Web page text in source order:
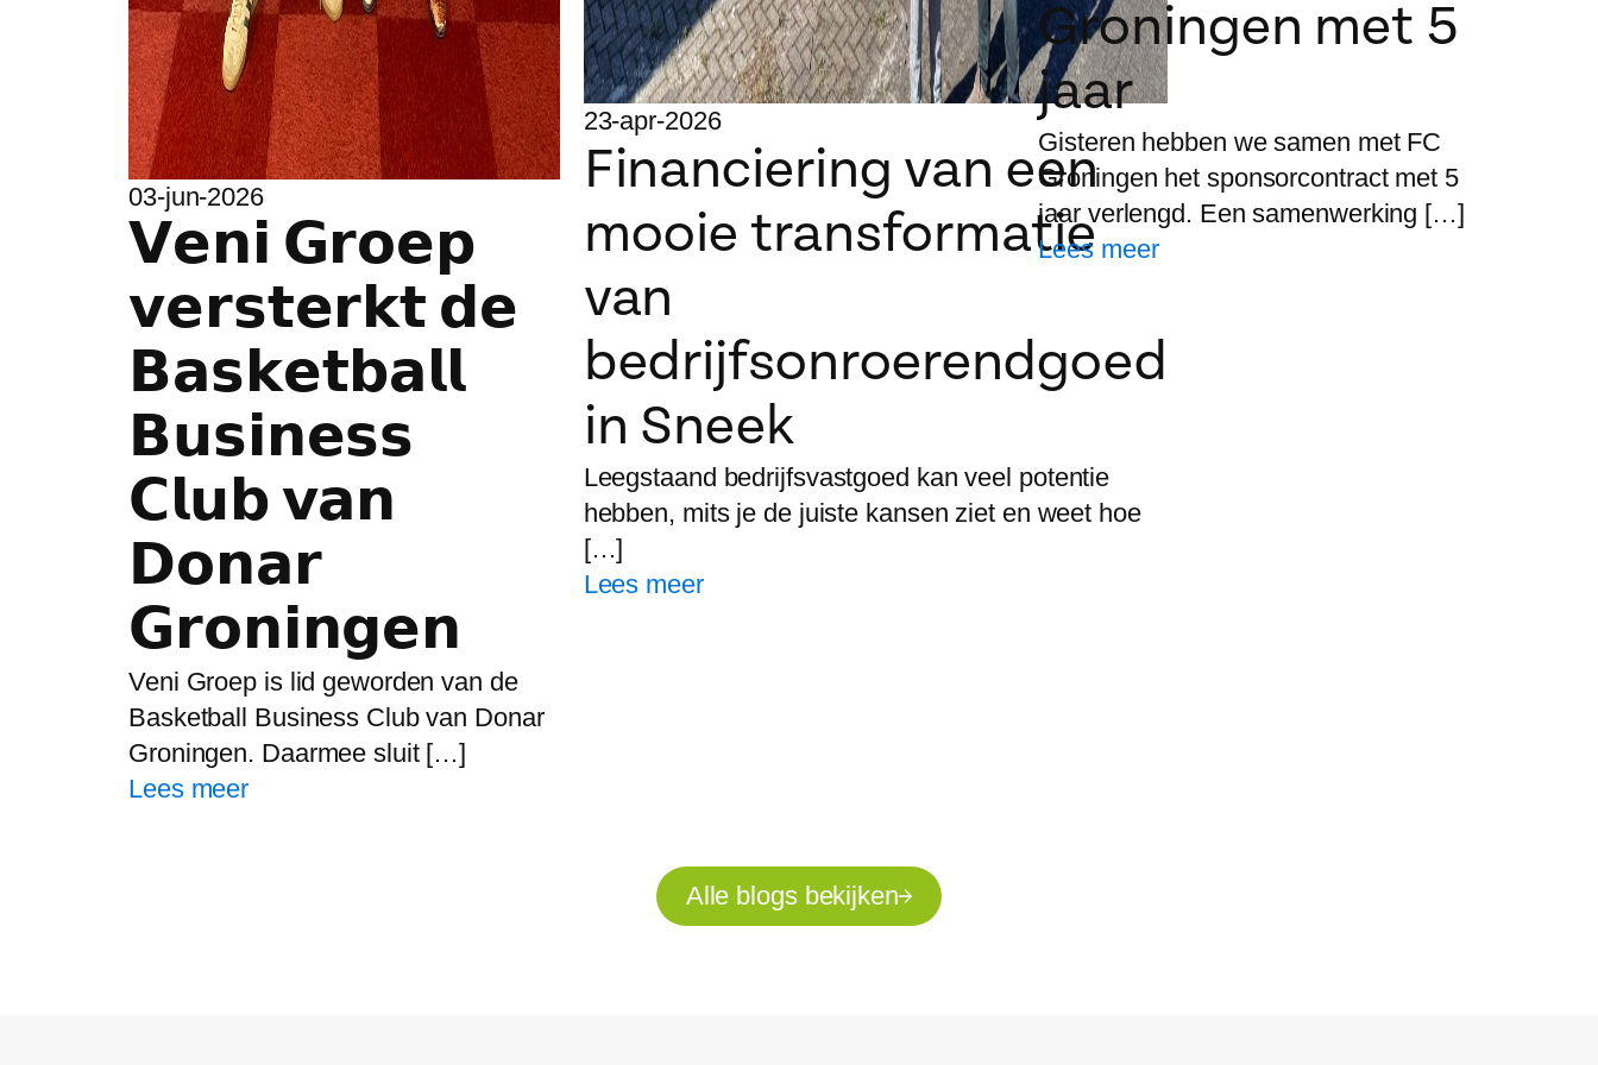
03-jun-2026
𝗩𝗲𝗻𝗶 𝗚𝗿𝗼𝗲𝗽
𝘃𝗲𝗿𝘀𝘁𝗲𝗿𝗸𝘁 𝗱𝗲
𝗕𝗮𝘀𝗸𝗲𝘁𝗯𝗮𝗹𝗹
𝗕𝘂𝘀𝗶𝗻𝗲𝘀𝘀
𝗖𝗹𝘂𝗯 𝘃𝗮𝗻
𝗗𝗼𝗻𝗮𝗿
𝗚𝗿𝗼𝗻𝗶𝗻𝗴𝗲𝗻
Veni Groep is lid geworden van de
Basketball Business Club van Donar
Groningen. Daarmee sluit […]
Lees meer
23-apr-2026
Financiering van een
mooie transformatie
van
bedrijfsonroerendgoed
in Sneek
Leegstaand bedrijfsvastgoed kan veel potentie
hebben, mits je de juiste kansen ziet en weet hoe
[…]
Lees meer
Groningen met 5
jaar
Gisteren hebben we samen met FC
Groningen het sponsorcontract met 5
jaar verlengd. Een samenwerking […]
Lees meer
Alle blogs bekijken